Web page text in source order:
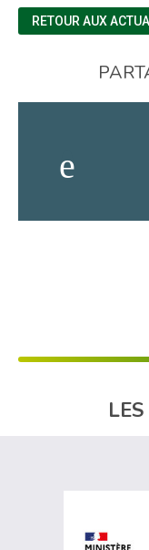
RETOUR AUX